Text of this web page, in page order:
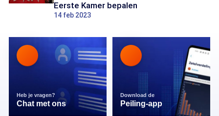
Eerste Kamer bepalen
14 feb 2023
Heb je vragen?
Chat met ons
Download de
Peiling-app